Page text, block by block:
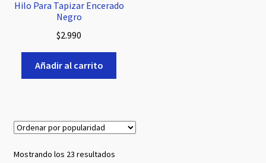
Hilo Para Tapizar Encerado
Negro
$2.990
Añadir al carrito
Mostrando los 23 resultadosOrdenado